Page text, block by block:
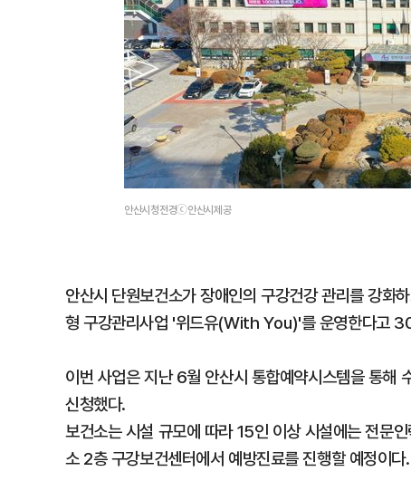
안산시청전경ⓒ안산시제공
안산시 단원보건소가 장애인의 구강건강 관리를 강화
형 구강관리사업 '위드유(With You)'를 운영한다고
이번 사업은 지난 6월 안산시 통합예약시스템을 통해
신청했다.
보건소는 시설 규모에 따라 15인 이상 시설에는 전문
소 2층 구강보건센터에서 예방진료를 진행할 예정이다.